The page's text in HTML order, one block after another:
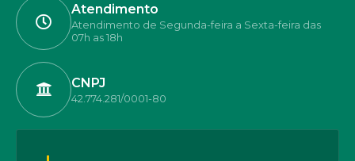
Atendimento
Atendimento de Segunda-feira a Sexta-feira das
07h as 18h
CNPJ
42.774.281/0001-80